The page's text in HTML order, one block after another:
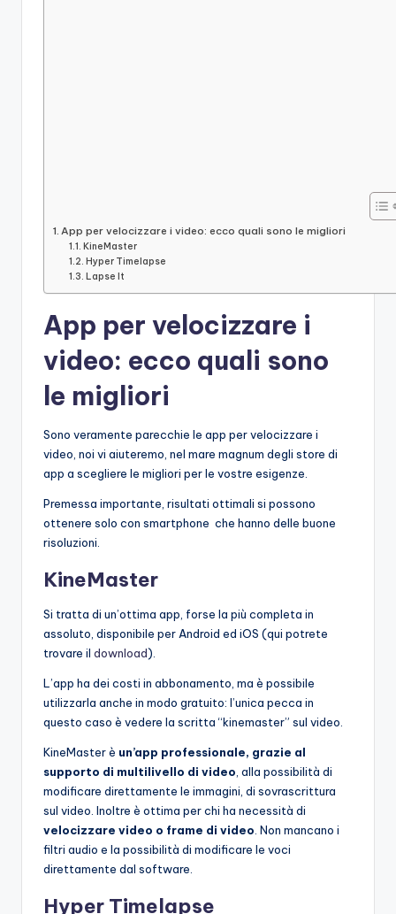
App per velocizzare i video: ecco quali sono le migliori
KineMaster
Hyper Timelapse
Lapse It
App per velocizzare i
video: ecco quali sono
le migliori
Sono veramente parecchie le app per velocizzare i
video, noi vi aiuteremo, nel mare magnum degli store di
app a scegliere le migliori per le vostre esigenze.
Premessa importante, risultati ottimali si possono
ottenere solo con smartphone che hanno delle buone
risoluzioni.
KineMaster
Si tratta di un’ottima app, forse la più completa in
assoluto, disponibile per Android ed iOS (qui potrete
trovare il download).
L’app ha dei costi in abbonamento, ma è possibile
utilizzarla anche in modo gratuito: l’unica pecca in
questo caso è vedere la scritta “kinemaster” sul video.
KineMaster è un’app professionale, grazie al
supporto di multilivello di video , alla possibilità di
modificare direttamente le immagini, di sovrascrittura
sul video. Inoltre è ottima per chi ha necessità di
velocizzare video o frame di video . Non mancano i
filtri audio e la possibilità di modificare le voci
direttamente dal software.
Hyper Timelapse